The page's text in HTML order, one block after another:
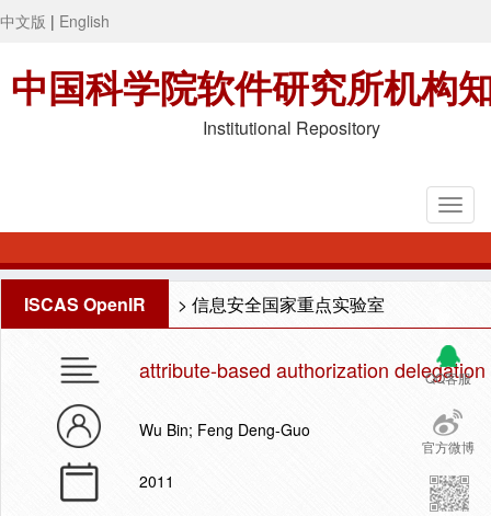
中文版 | English
中国科学院软件研究所机构
Institutional Repository
ISCAS OpenIR > 信息安全国家重点实验室
QQ客服
官方微博
attribute-based authorization
Wu Bin; Feng Deng-Guo
2011